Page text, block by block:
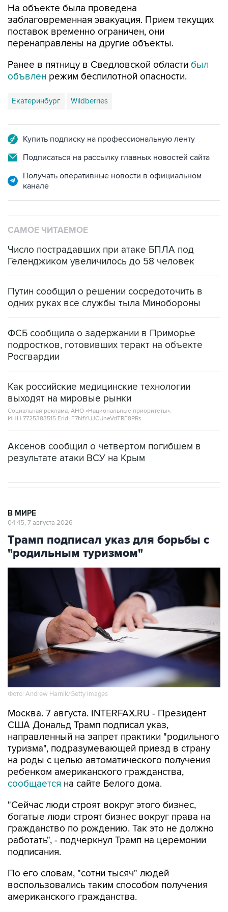
На объекте была проведена
заблаговременная эвакуация. Прием текущих
поставок временно ограничен, они
перенаправлены на другие объекты.
Ранее в пятницу в Сведловской области был
объвлен режим беспилотной опасности.
Екатеринбург Wildberries
Купить подписку на профессиональную ленту
Подписаться на рассылку главных новостей сайта
Получать оперативные новости в официальном
канале
САМОЕ ЧИТАЕМОЕ
Число пострадавших при атаке БПЛА под
Геленджиком увеличилось до 58 человек
Путин сообщил о решении сосредоточить в
одних руках все службы тыла Минобороны
ФСБ сообщила о задержании в Приморье
подростков, готовивших теракт на объекте
Росгвардии
Как российские медицинские технологии
выходят на мировые рынки
Социальная реклама, АНО «Национальные приоритеты».
ИНН 7725383515 Erid: F7NfYUJCUneVdTRF8PRs
Аксенов сообщил о четвертом погибшем в
результате атаки ВСУ на Крым
В МИРЕ
04:45, 7 августа 2026
Трамп подписал указ для борьбы с
"родильным туризмом"
Фото: Andrew Harnik/Getty Images
Москва. 7 августа. INTERFAX.RU - Президент
США Дональд Трамп подписал указ,
направленный на запрет практики "родильного
туризма", подразумевающей приезд в страну
на роды с целью автоматического получения
ребенком американского гражданства,
сообщается на сайте Белого дома.
"Сейчас люди строят вокруг этого бизнес,
богатые люди строят бизнес вокруг права на
гражданство по рождению. Так это не должно
работать", - подчеркнул Трамп на церемонии
подписания.
По его словам, "сотни тысяч" людей
воспользовались таким способом получения
американского гражданства.